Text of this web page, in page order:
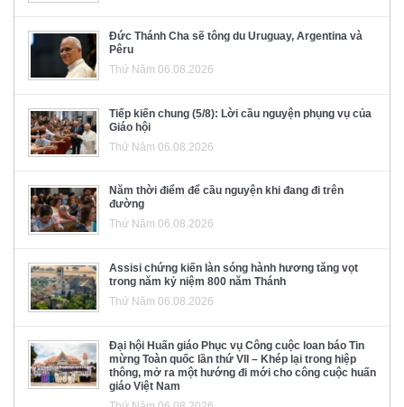
Đức Thánh Cha sẽ tông du Uruguay, Argentina và
Pêru
Thứ Năm 06.08.2026
Tiếp kiến chung (5/8): Lời cầu nguyện phụng vụ của
Giáo hội
Thứ Năm 06.08.2026
Năm thời điểm để cầu nguyện khi đang đi trên
đường
Thứ Năm 06.08.2026
Assisi chứng kiến làn sóng hành hương tăng vọt
trong năm kỷ niệm 800 năm Thánh
Thứ Năm 06.08.2026
Đại hội Huấn giáo Phục vụ Công cuộc loan báo Tin
mừng Toàn quốc lần thứ VII – Khép lại trong hiệp
thông, mở ra một hướng đi mới cho công cuộc huấn
giáo Việt Nam